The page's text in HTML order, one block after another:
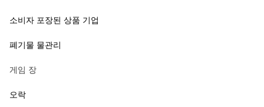
소비자 포장된 상품 기업
폐기물 물관리
게임 장
오락